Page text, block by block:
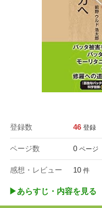
登録数 46 登録
ページ数 0 ページ
感想・レビュー 10 件
▶︎あらすじ・内容を見る